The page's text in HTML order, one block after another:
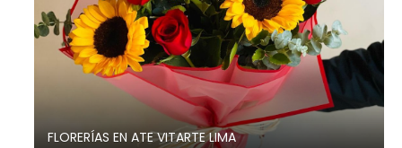
FLORERÍAS EN ATE VITARTE LIMA